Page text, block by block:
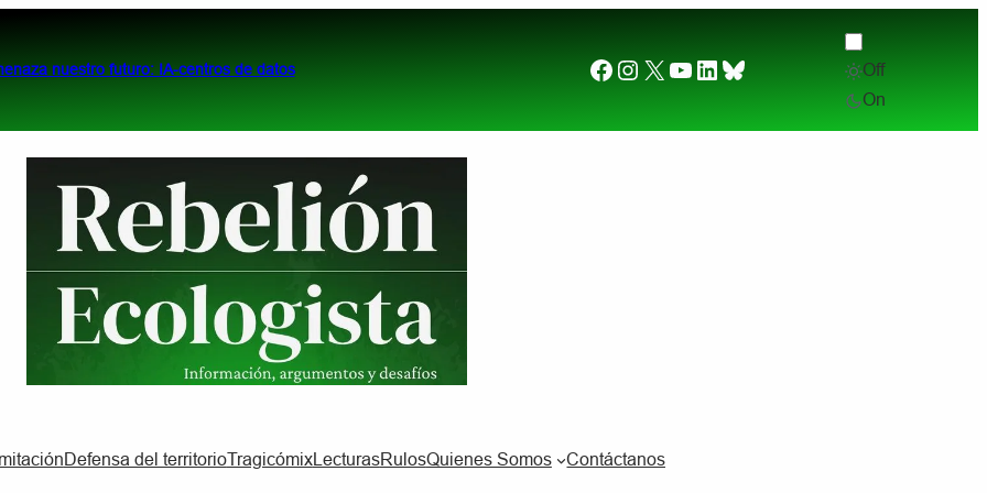
nuestro futuro: IA-centros de datos Desde el otro lado del charco. (2) ¿Por qué
Facebook
Instagram
X YouTube
LinkedIn
Bluesky
Off
On
Defensa del territorioTragicómixLecturasRulosQuienes Somos Contáctanos